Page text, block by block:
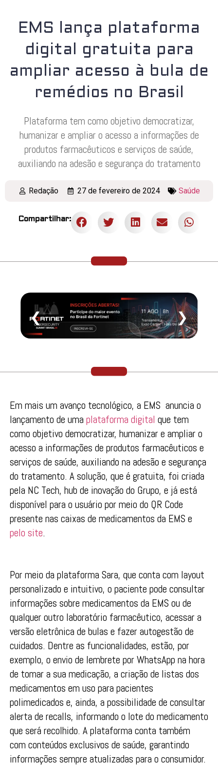
EMS lança plataforma
digital gratuita para
ampliar acesso à bula de
remédios no Brasil
Plataforma tem como objetivo democratizar,
humanizar e ampliar o acesso a informações de
produtos farmacêuticos e serviços de saúde,
auxiliando na adesão e segurança do tratamento
Redação 27 de fevereiro de 2024 Saúde
Compartilhar:
❮ ❯
Em mais um avanço tecnológico, a EMS anuncia o
lançamento de uma plataforma digital que tem
como objetivo democratizar, humanizar e ampliar o
acesso a informações de produtos farmacêuticos e
serviços de saúde, auxiliando na adesão e segurança
do tratamento. A solução, que é gratuita, foi criada
pela NC Tech, hub de inovação do Grupo, e já está
disponível para o usuário por meio do QR Code
presente nas caixas de medicamentos da EMS e
pelo site.
Por meio da plataforma Sara, que conta com layout
personalizado e intuitivo, o paciente pode consultar
informações sobre medicamentos da EMS ou de
qualquer outro laboratório farmacêutico, acessar a
versão eletrônica de bulas e fazer autogestão de
cuidados. Dentre as funcionalidades, estão, por
exemplo, o envio de lembrete por WhatsApp na hora
de tomar a sua medicação, a criação de listas dos
medicamentos em uso para pacientes
polimedicados e, ainda, a possibilidade de consultar
alerta de recalls, informando o lote do medicamento
que será recolhido. A plataforma conta também
com conteúdos exclusivos de saúde, garantindo
informações sempre atualizadas para o consumidor.